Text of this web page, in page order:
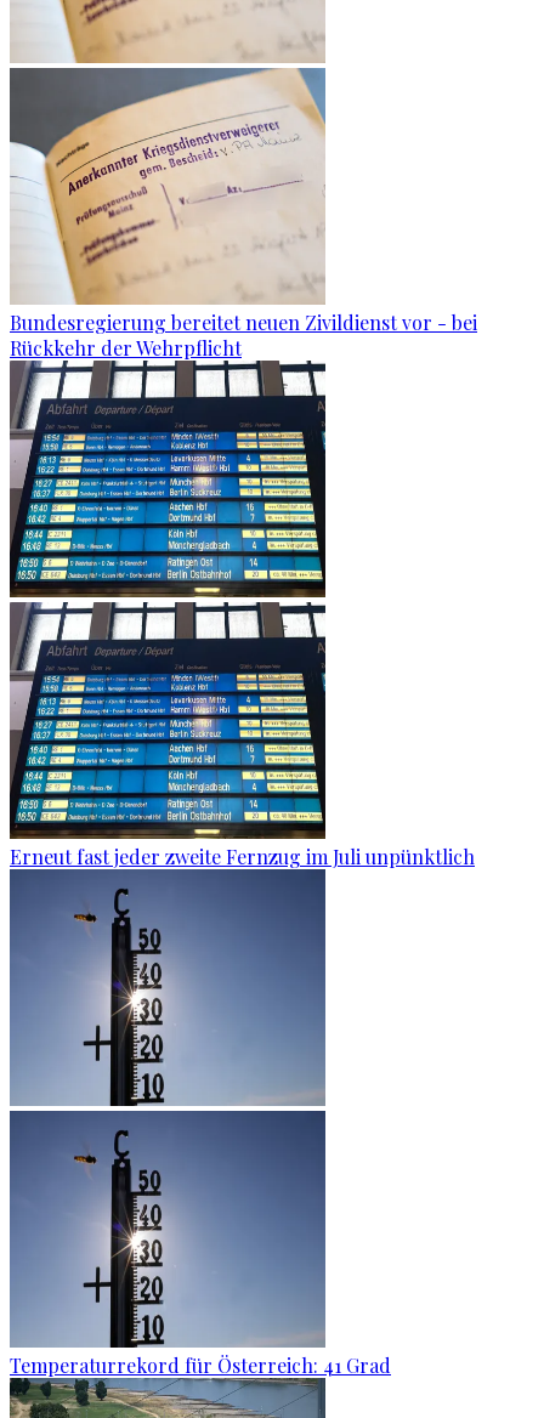
Bundesregierung bereitet neuen Zivildienst vor - bei
Rückkehr der Wehrpflicht
Erneut fast jeder zweite Fernzug im Juli unpünktlich
Temperaturrekord für Österreich: 41 Grad